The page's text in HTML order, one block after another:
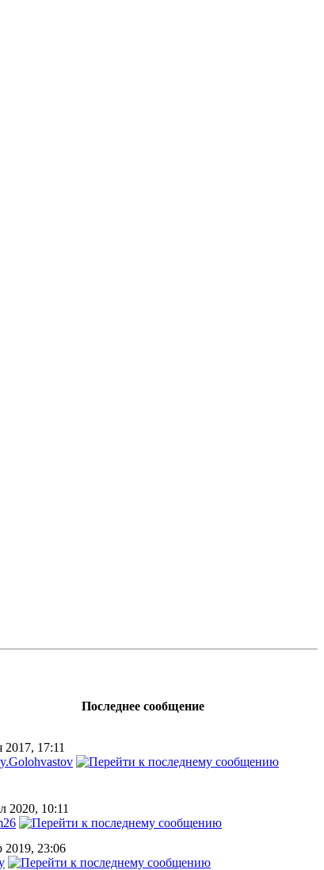
Последнее сообщение
2017, 17:11
2020, 10:11
2019, 23:06